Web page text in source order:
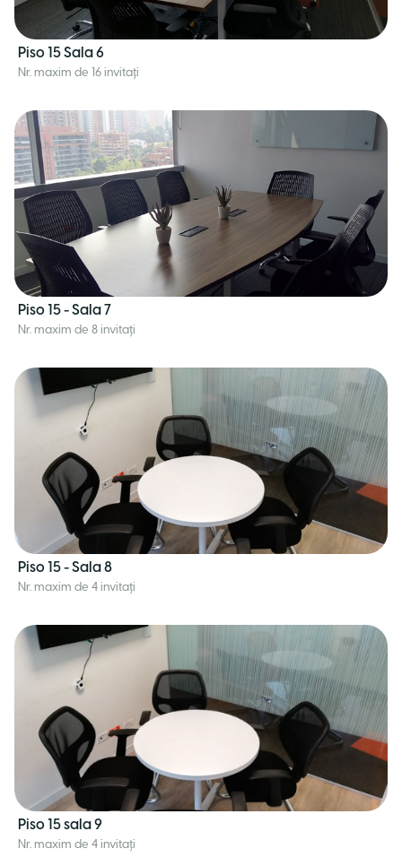
Piso 15 Sala 6
Nr. maxim de 16 invitați
Piso 15 - Sala 7
Nr. maxim de 8 invitați
Piso 15 - Sala 8
Nr. maxim de 4 invitați
Piso 15 sala 9
Nr. maxim de 4 invitați